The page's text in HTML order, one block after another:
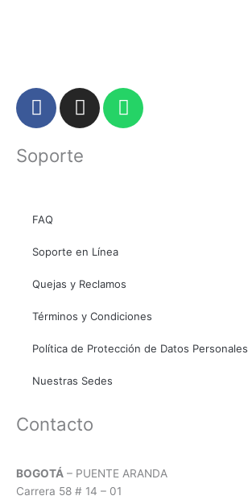
F
a
e
o
I
n
t
m
W
h
Soporte
FAQ
Soporte en Línea
Quejas y Reclamos
Términos y Condiciones
Política de Protección de Datos Personales
Nuestras Sedes
Contacto
BOGOTÁ – PUENTE ARANDA
Carrera 58 # 14 – 01